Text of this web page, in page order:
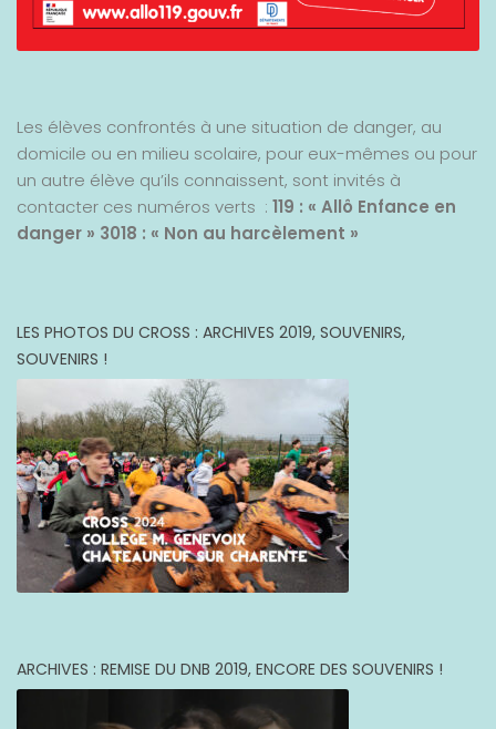
Les élèves confrontés à une situation de danger, au
domicile ou en milieu scolaire, pour eux-mêmes ou pour
un autre élève qu’ils connaissent, sont invités à
contacter ces numéros verts : 119 : « Allô Enfance en
danger » 3018 : « Non au harcèlement »
LES PHOTOS DU CROSS : ARCHIVES 2019, SOUVENIRS,
SOUVENIRS !
ARCHIVES : REMISE DU DNB 2019, ENCORE DES SOUVENIRS !